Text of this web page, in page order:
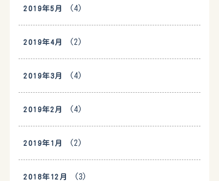
2019年5月 (4)
2019年4月 (2)
2019年3月 (4)
2019年2月 (4)
2019年1月 (2)
2018年12月 (3)